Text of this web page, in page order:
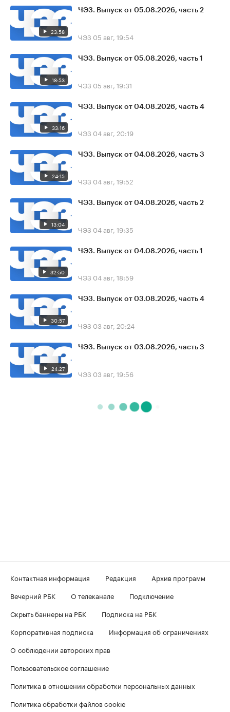
23:58
ЧЭЗ. Выпуск от 05.08.2026, часть 2
ЧЭЗ 05 авг, 19:54
18:53
ЧЭЗ. Выпуск от 05.08.2026, часть 1
ЧЭЗ 05 авг, 19:31
33:16
ЧЭЗ. Выпуск от 04.08.2026, часть 4
ЧЭЗ 04 авг, 20:19
24:15
ЧЭЗ. Выпуск от 04.08.2026, часть 3
ЧЭЗ 04 авг, 19:52
13:04
ЧЭЗ. Выпуск от 04.08.2026, часть 2
ЧЭЗ 04 авг, 19:35
32:50
ЧЭЗ. Выпуск от 04.08.2026, часть 1
ЧЭЗ 04 авг, 18:59
30:57
ЧЭЗ. Выпуск от 03.08.2026, часть 4
ЧЭЗ 03 авг, 20:24
24:27
ЧЭЗ. Выпуск от 03.08.2026, часть 3
ЧЭЗ 03 авг, 19:56
Контактная информация Редакция
Архив программ
Вечерний РБК
О телеканале
Подключение
Скрыть баннеры на РБК
Подписка на РБК
Корпоративная подписка
Информация об ограничениях
О соблюдении авторских прав
Пользовательское соглашение
Политика в отношении обработки персональных данных
Политика обработки файлов cookie